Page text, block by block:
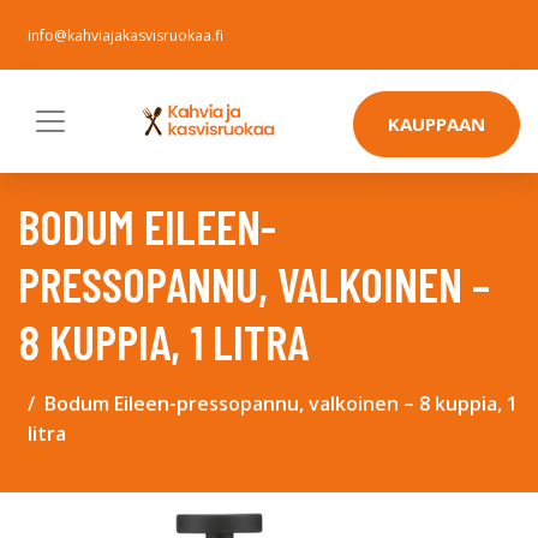
info@kahviajakasvisruokaa.fi
KAUPPAAN
BODUM EILEEN-
PRESSOPANNU, VALKOINEN –
8 KUPPIA, 1 LITRA
Bodum Eileen-pressopannu, valkoinen – 8 kuppia, 1
litra